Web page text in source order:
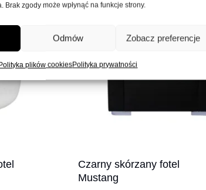
Brak zgody może wpłynąć na funkcje strony.
Odmów Zobacz preferencje
plików cookiesPolityka prywatności
Czarny skórzany fotel
Mustang